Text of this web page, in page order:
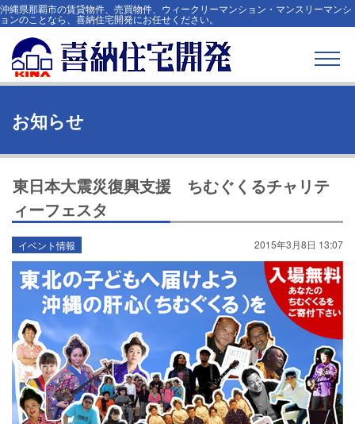
沖縄県那覇市の賃貸物件、売買物件、ウィークリーマンション・マンスリーマンシ
ョンのことなら、喜納住宅開発にお任せください。
お知らせ
東日本大震災復興支援 ちむぐくるチャリテ
ィーフェスタ
イベント情報 2015年3月8日 13:07